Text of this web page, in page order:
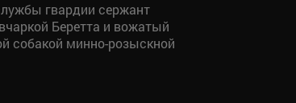
гвардии сержант
Беретта и вожатый
собакой минно-розыскной